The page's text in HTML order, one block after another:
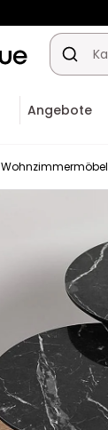
Angebote
Wohnzimmermöbel